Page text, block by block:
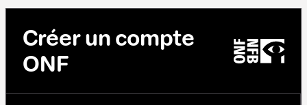
Créer un compte
ONF